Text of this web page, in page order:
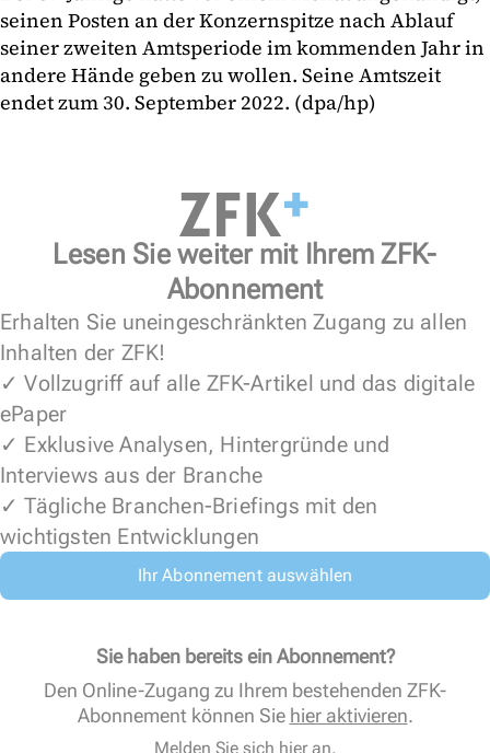
seinen Posten an der Konzernspitze nach Ablauf
seiner zweiten Amtsperiode im kommenden Jahr in
andere Hände geben zu wollen. Seine Amtszeit
endet zum 30. September 2022. (dpa/hp)
Lesen Sie weiter mit Ihrem ZFK-
Abonnement
Erhalten Sie uneingeschränkten Zugang zu allen
Inhalten der ZFK!
✓ Vollzugriff auf alle ZFK-Artikel und das digitale
ePaper
✓ Exklusive Analysen, Hintergründe und
Interviews aus der Branche
✓ Tägliche Branchen-Briefings mit den
wichtigsten Entwicklungen
Ihr Abonnement auswählen
Sie haben bereits ein Abonnement?
Den Online-Zugang zu Ihrem bestehenden ZFK-
Abonnement können Sie hier aktivieren.
Melden Sie sich hier an.